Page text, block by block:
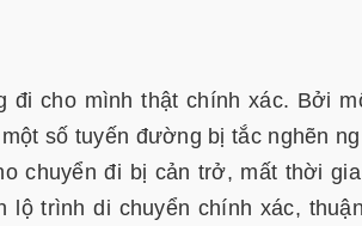
cho mình thật chính xác. Bởi
số tuyến đường bị tắc nghẽn
chuyển đi bị cản trở, mất thời
lộ trình di chuyển chính xác,